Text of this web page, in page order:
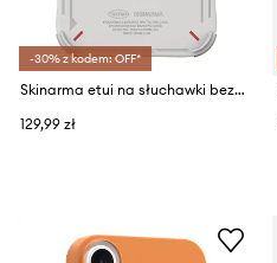
-30% z kodem: OFF*
Skinarma etui na słuchawki bezprzewodowe iPhone 16 Pro
129,99 zł